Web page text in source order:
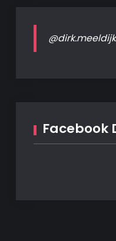
@dirk.meeldijk
Facebook